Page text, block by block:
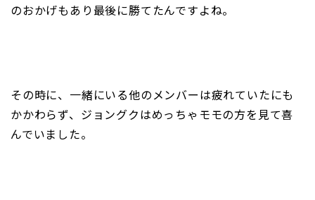
のおかげもあり最後に勝てたんですよね。
その時に、一緒にいる他のメンバーは疲れていたにも
かかわらず、ジョングクはめっちゃモモの方を見て喜
んでいました。